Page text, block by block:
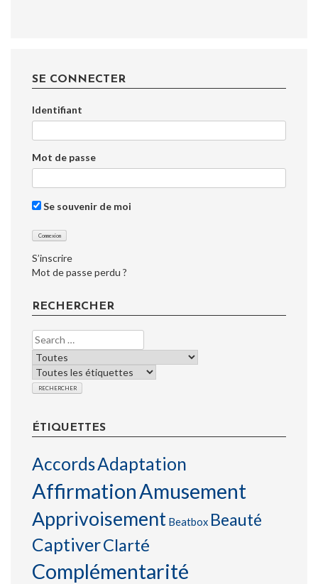
SE CONNECTER
Identifiant
Mot de passe
Se souvenir de moi
S’inscrire
Mot de passe perdu ?
RECHERCHER
ÉTIQUETTES
AccordsAdaptation
AffirmationAmusement
Apprivoisement Beatbox Beauté
CaptiverClarté
Complémentarité